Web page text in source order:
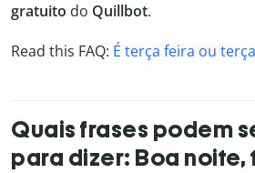
gratuito do Quillbot.
Read this FAQ: É terça feira ou
Quais frases podem
para dizer: Boa noite,